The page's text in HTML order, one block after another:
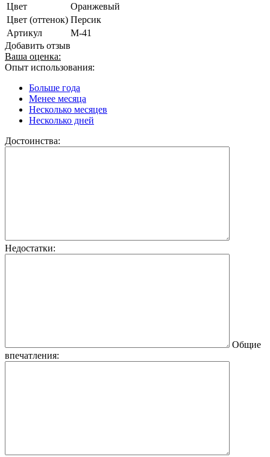
Цвет
Оранжевый
Цвет (оттенок) Персик
Артикул
M-41
Добавить отзыв
Ваша оценка:
Опыт использования:
Больше года
Менее месяца
Несколько месяцев
Несколько дней
Достоинства:
Недостатки:
Общие
впечатления: